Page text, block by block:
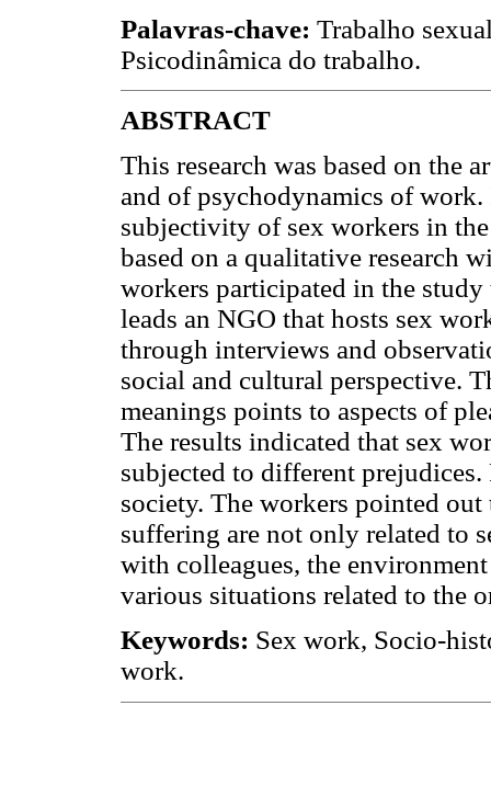
Palavras-chave: Trabalho
Psicodinâmica do trabalho.
ABSTRACT
This research was based on the
and of psychodynamics of work.
subjectivity of sex workers in
based on a qualitative research
workers participated in the
leads an NGO that hosts sex
through interviews and
social and cultural perspective.
meanings points to aspects of
The results indicated that sex
subjected to different
society. The workers pointed out
suffering are not only related to
with colleagues, the
various situations related to the
Keywords: Sex work, Socio-
work.